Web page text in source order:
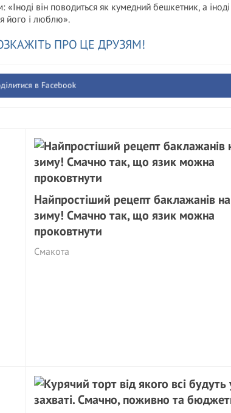
він поводиться як кумедний бешкетник, а іноді
його і люблю».
ПРО ЦЕ ДРУЗЯМ!
в Facebook
Найпростіший рецепт баклажанів на
зиму! Смачно так, що язик можна
проковтнути
Смакота